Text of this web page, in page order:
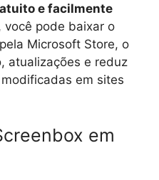
e facilmente
você pode baixar o
Microsoft Store, o
atualizações e reduz
em sites
em